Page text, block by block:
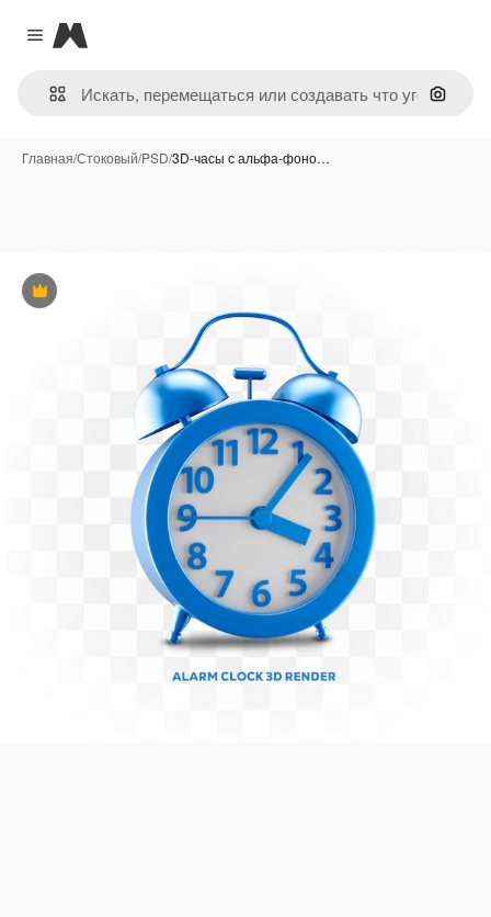
Close menu
Magnific
Поиск
Главная/Стоковый/PSD/3D-часы с альфа-фоно…
Премиум